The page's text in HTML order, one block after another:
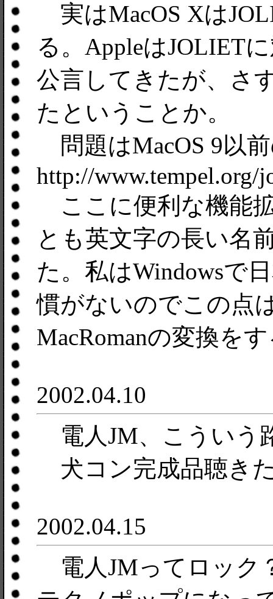
実はMacOS Xは
る。AppleはJOLIET
公言してきたが、さ
たということか。
問題はMacOS 9以
http://www.tempel.org/
ここに便利な機能
とも英文字の長い名
た。私はWindowsで
慣がないのでこの点
MacRomanの変換を
2002.04.10
電人JM、こういう
犬コン完成品聴き
2002.04.15
電人JMってロック